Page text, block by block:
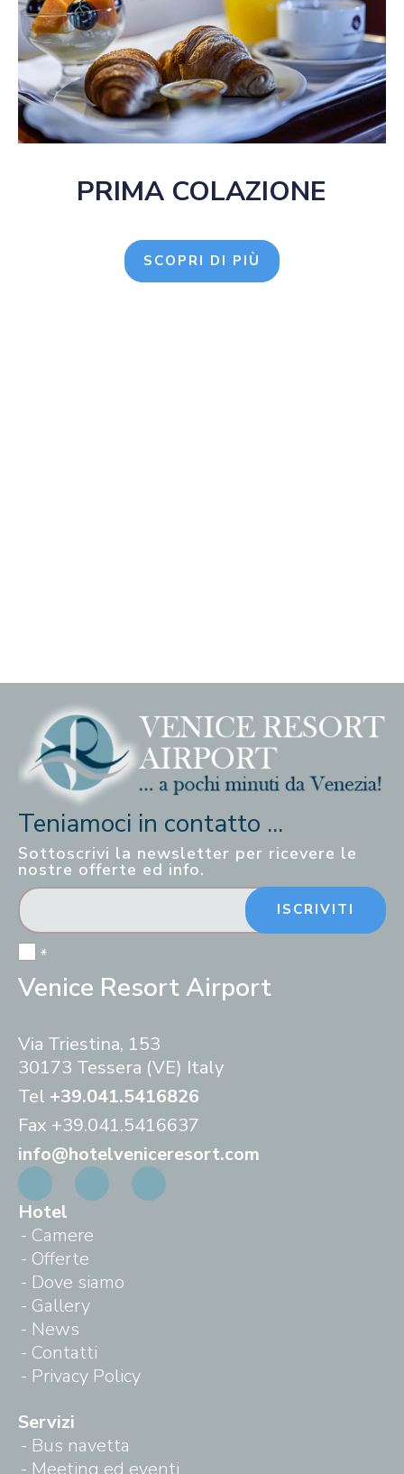
PRIMA COLAZIONE
SCOPRI DI PIÙ
Teniamoci in contatto ...
Sottoscrivi la newsletter per ricevere le
nostre offerte ed info.
*
ISCRIVITI
Venice Resort Airport
Via Triestina, 153
30173 Tessera (VE) Italy
Tel +39.041.5416826
Fax +39.041.5416637
info@hotelveniceresort.com
Hotel
Camere
Offerte
Dove siamo
Gallery
News
Contatti
Privacy Policy
Servizi
Bus navetta
Meeting ed eventi